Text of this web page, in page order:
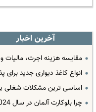
آخرین اخبار
مقایسه هزینه اجرت، مالیات
انواع کاغذ دیواری جدید برای
اساسی ترین مشکلات شغلی
چرا بلوکارت آلمان در سال 2024 بهترین انتخاب است؟